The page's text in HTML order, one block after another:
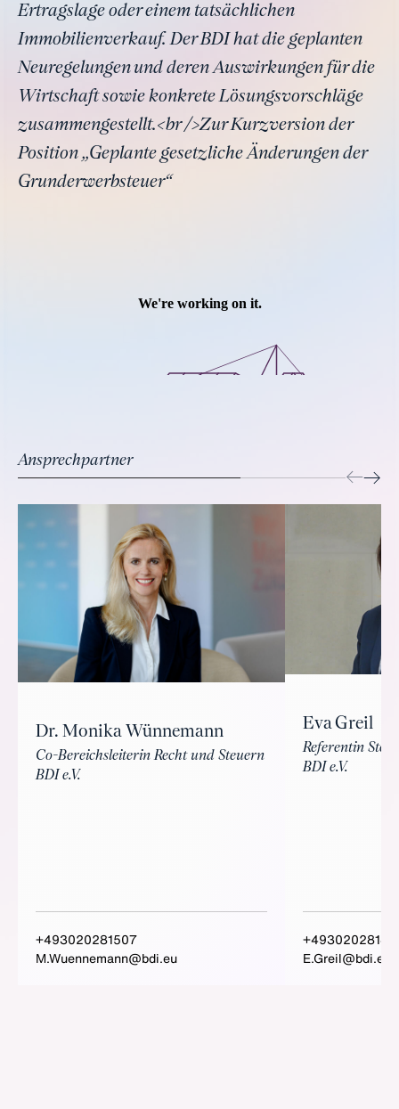
Ertragslage oder einem tatsächlichen
Immobilienverkauf. Der BDI hat die geplanten
Neuregelungen und deren Auswirkungen für die
Wirtschaft sowie konkrete Lösungsvorschläge
zusammengestellt.<br />Zur Kurzversion der
Position „Geplante gesetzliche Änderungen der
Grunderwerbsteuer“
Ansprechpartner
Dr. Monika Wünnemann
Co-Bereichsleiterin Recht und Steuern
BDI e.V.
+493020281507
M.Wuennemann@bdi.eu
Eva Greil
Referentin
BDI e.V.
E.Greil@bdi.eu